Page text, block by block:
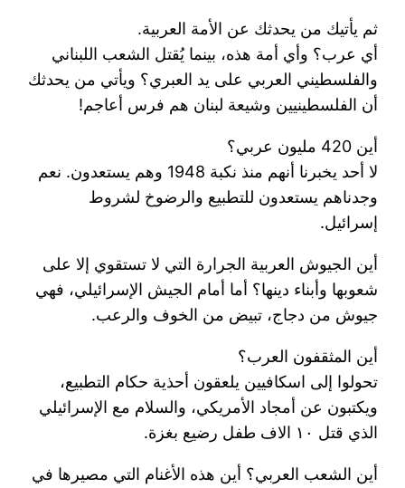
ثم يأتيك من يحدثك عن الأمة العربية.
أي عرب؟ وأي أمة هذه، بينما يُقتل الشعب اللبناني
والفلسطيني العربي على يد العبري؟ ويأتي من يحدثك
أن الفلسطينيين وشيعة لبنان هم فرس أعاجم!
أين 420 مليون عربي؟
لا أحد يخبرنا أنهم منذ نكبة 1948 وهم يستعدون. نعم
وجدناهم يستعدون للتطبيع والرضوخ لشروط
إسرائيل.
أين الجيوش العربية الجرارة التي لا تستقوي إلا على
شعوبها وأبناء دينها؟ أما أمام الجيش الإسرائيلي، فهي
جيوش من دجاج، تبيض من الخوف والرعب.
أين المثقفون العرب؟
تحولوا إلى اسكافيين يلعقون أحذية حكام التطبيع،
ويكتبون عن أمجاد الأمريكي، والسلام مع الإسرائيلي
الذي قتل ١٠ الاف طفل رضيع بغزة.
أين الشعب العربي؟ أين هذه الأغنام التي مصيرها في